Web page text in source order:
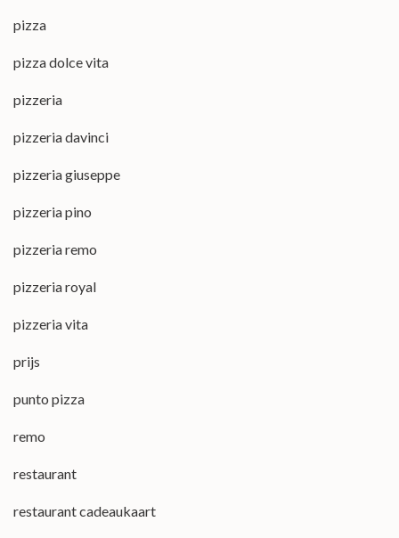
pizza
pizza dolce vita
pizzeria
pizzeria davinci
pizzeria giuseppe
pizzeria pino
pizzeria remo
pizzeria royal
pizzeria vita
prijs
punto pizza
remo
restaurant
restaurant cadeaukaart